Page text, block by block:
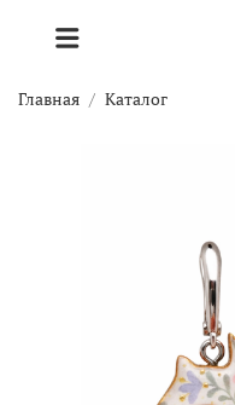
Главная Каталог